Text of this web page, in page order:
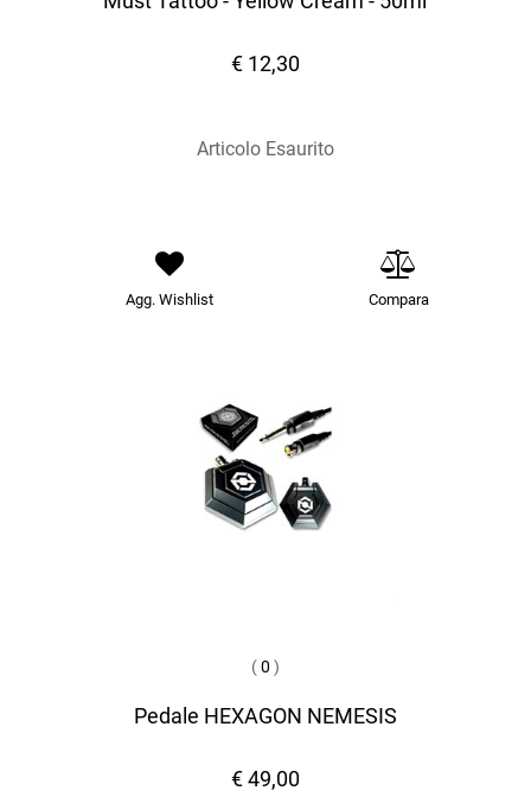
€ 12,30
Articolo Esaurito
Agg. Wishlist Compara
(0 )
Pedale HEXAGON NEMESIS
€ 49,00